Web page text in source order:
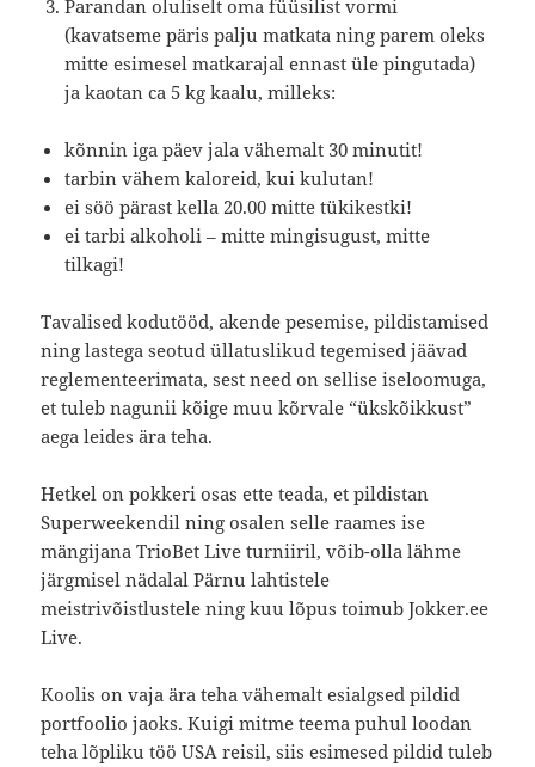
Parandan oluliselt oma füüsilist vormi
(kavatseme päris palju matkata ning parem oleks
mitte esimesel matkarajal ennast üle pingutada)
ja kaotan ca 5 kg kaalu, milleks:
kõnnin iga päev jala vähemalt 30 minutit!
tarbin vähem kaloreid, kui kulutan!
ei söö pärast kella 20.00 mitte tükikestki!
ei tarbi alkoholi – mitte mingisugust, mitte
tilkagi!
Tavalised kodutööd, akende pesemise, pildistamised
ning lastega seotud üllatuslikud tegemised jäävad
reglementeerimata, sest need on sellise iseloomuga,
et tuleb nagunii kõige muu kõrvale “ükskõikkust”
aega leides ära teha.
Hetkel on pokkeri osas ette teada, et pildistan
Superweekendil ning osalen selle raames ise
mängijana TrioBet Live turniiril, võib-olla lähme
järgmisel nädalal Pärnu lahtistele
meistrivõistlustele ning kuu lõpus toimub Jokker.ee
Live.
Koolis on vaja ära teha vähemalt esialgsed pildid
portfoolio jaoks. Kuigi mitme teema puhul loodan
teha lõpliku töö USA reisil, siis esimesed pildid tuleb